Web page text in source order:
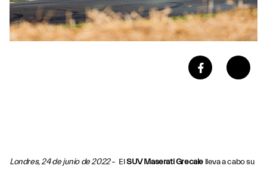
Londres, 24 de junio de 2022– ElSUV Maserati Grecale lleva a cabo su